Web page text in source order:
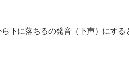
下に落ちるの発音（下声）にする